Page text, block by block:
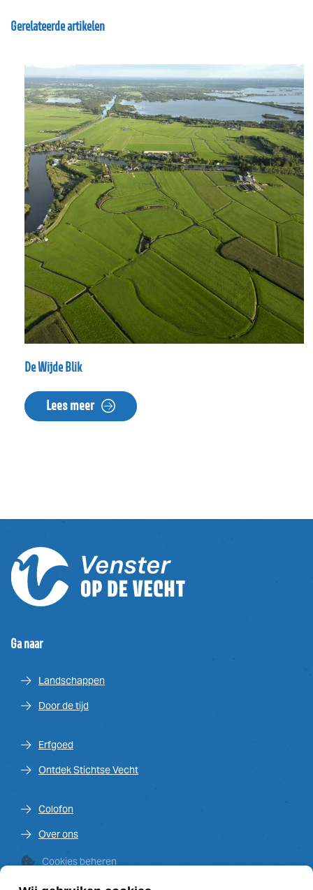
Gerelateerde artikelen
De Wijde Blik
Lees meer
Ga naar
Landschappen
Door de tijd
Erfgoed
Ontdek Stichtse Vecht
Colofon
Over ons
Cookies beheren